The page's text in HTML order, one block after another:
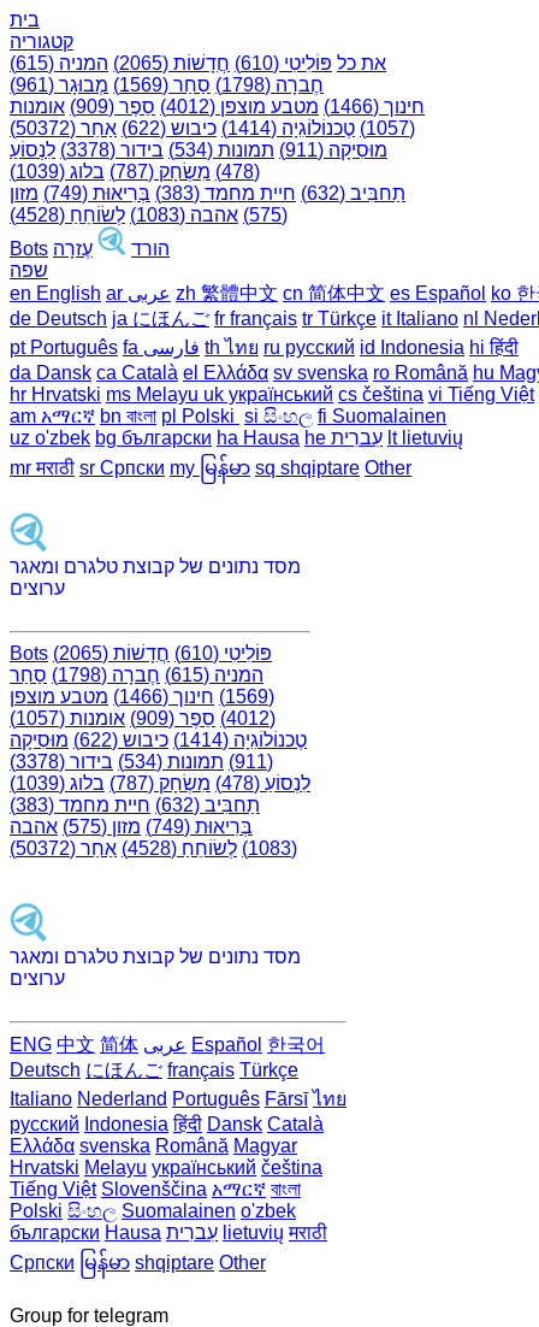
בית
קטגוריה
את כל פּוֹלִיטִי (610) חֲדָשׁוֹת (2065)
המניה (615)
חֶברָה (1798)
סַחַר (1569)
מְבוּגָר (961)
חינוך (1466)
מטבע מוצפן (4012) סֵפֶר (909)
אומנות
(1057)
טֶכנוֹלוֹגִיָה (1414) כיבוש (622)
אַחֵר (50372)
מוּסִיקָה (911)
תמונות (534) בידור (3378)
לִנְסוֹעַ
(478)
מִשְׂחָק (787)
בלוג (1039)
תַחבִּיב (632)
חיית מחמד (383) בְּרִיאוּת (749)
מזון
(575)
אהבה (1083)
לְשׂוֹחֵחַ (4528)
Bots
הורד
עֶזרָה
שפה
en English
ar عربى zh 繁體中文 cn 简体中文 es Español ko
de Deutsch ja にほんご fr français tr Türkçe it Italiano nl
pt Português
th ไทย ru русский id Indonesia hi हिंदी
da Dansk‎ ca Català el Ελλάδα sv svenska ro Română hu
hr Hrvatski ms Melayu uk український‎ cs čeština‎ vi Tiếng Việt
am አማርኛ bn বাংলা pl Polski ‎ si සිංහල fi Suomalainen
uz o'zbek bg български ha Hausa‎ he עִברִית lt lietuvių
mr मराठी sr Српски my မြန်မာ sq shqiptare Other
מסד נתונים של קבוצת טלגרם ומאגר
ערוצים
Bots פּוֹלִיטִי (610)
חֲדָשׁוֹת (2065)
המניה (615)
חֶברָה (1798)
סַחַר
(1569)
חינוך (1466)
מטבע מוצפן
(4012)
סֵפֶר (909)
אומנות (1057)
טֶכנוֹלוֹגִיָה (1414)
כיבוש (622)
מוּסִיקָה
(911)
תמונות (534)
בידור (3378)
לִנְסוֹעַ (478)
מִשְׂחָק (787)
בלוג (1039)
תַחבִּיב (632)
חיית מחמד (383)
בְּרִיאוּת (749)
מזון (575)
אהבה
(1083)
לְשׂוֹחֵחַ (4528) אַחֵר (50372)
מסד נתונים של קבוצת טלגרם ומאגר
ערוצים
ENG 中文 简体 عربى Español 한국어
Deutsch にほんご français Türkçe
Italiano Nederland Português Fārsī‎ ไทย
русский Indonesia हिंदी Dansk‎ Català
Ελλάδα svenska Română Magyar
Hrvatski Melayu український čeština
Tiếng Việt Slovenščina አማርኛ বাংলা
Polski සිංහල Suomalainen o'zbek
български Hausa עִברִית lietuvių मराठी
Српски မြန်မာ shqiptare Other
Group for telegram